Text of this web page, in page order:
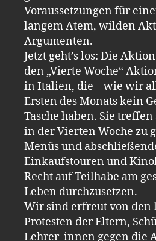
Voraussetzungen für
langem Atem, wilden
Argumenten.
Jetzt geht’s los: Die
den „Vierte Woche“
in Italien, die – wie wir
Ersten des Monats kein
Tasche haben. Sie
in der Vierten Woche zu
Menüs und
Einkaufstouren und
Recht auf Teilhabe am
Leben durchzusetzen.
Wir sind erfreut von den
Protesten der Eltern,
Lehrer_innen gegen die